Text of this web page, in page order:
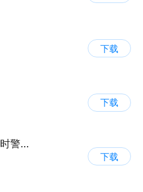
下载
下载
地震预警-倒计时警报
下载